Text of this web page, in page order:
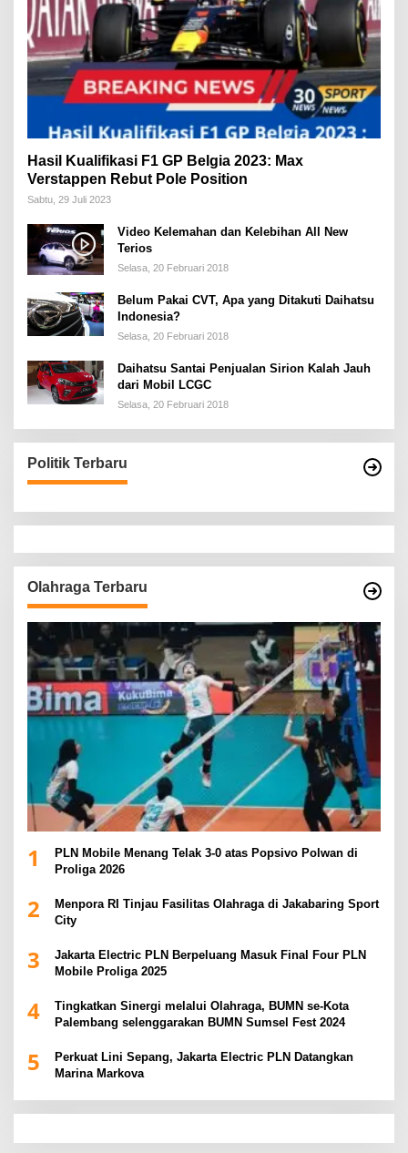
Hasil Kualifikasi F1 GP Belgia 2023: Max
Verstappen Rebut Pole Position
Sabtu, 29 Juli 2023
Video Kelemahan dan Kelebihan All New
Terios
Selasa, 20 Februari 2018
Belum Pakai CVT, Apa yang Ditakuti Daihatsu
Indonesia?
Selasa, 20 Februari 2018
Daihatsu Santai Penjualan Sirion Kalah Jauh
dari Mobil LCGC
Selasa, 20 Februari 2018
Politik Terbaru
Olahraga Terbaru
1
PLN Mobile Menang Telak 3-0 atas Popsivo Polwan di
Proliga 2026
2
Menpora RI Tinjau Fasilitas Olahraga di Jakabaring Sport
City
3
Jakarta Electric PLN Berpeluang Masuk Final Four PLN
Mobile Proliga 2025
4
Tingkatkan Sinergi melalui Olahraga, BUMN se-Kota
Palembang selenggarakan BUMN Sumsel Fest 2024
5
Perkuat Lini Sepang, Jakarta Electric PLN Datangkan
Marina Markova
slot demo